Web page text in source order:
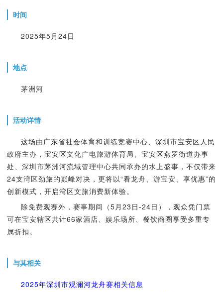
时间
2025年5月24日
地点
茅洲河
活动详情
这场由广东省社会体育和训练竞赛中心、深圳市宝安区人民
政府主办，宝安区文化广电旅游体育局、宝安区燕罗街道办事
处、深圳市茅洲河流域管理中心共同承办的水上盛事，不仅带来
24支湾区劲旅的巅峰对决，更将以“看龙舟、游宝安、享优惠”的
创新模式，开启湾区文旅消费新体验。
除免费观赛外，赛事期间（5月23日-24日），观众凭门票
可在宝安辖区共计66家酒店、娱乐场所、餐饮商圈享受多重专
属折扣。
与其相关
2025年深圳市观澜河龙舟赛相关信息